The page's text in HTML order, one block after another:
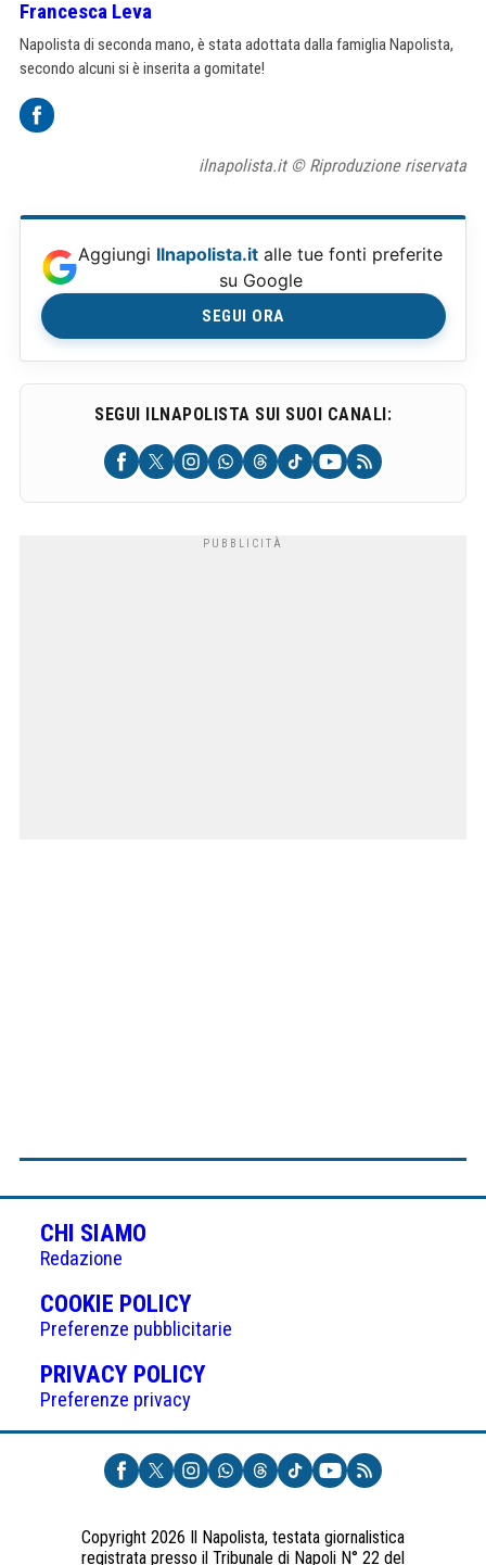
Francesca Leva
Napolista di seconda mano, è stata adottata dalla famiglia Napolista,
secondo alcuni si è inserita a gomitate!
ilnapolista.it © Riproduzione riservata
Aggiungi Ilnapolista.it alle tue fonti preferite
su Google
SEGUI ORA
SEGUI ILNAPOLISTA SUI SUOI CANALI:
CHI SIAMO
Redazione
COOKIE POLICY(APRE
IN
UNA
NUOVA
Preferenze pubblicitarie
PRIVACY POLICY(APRE
UNA
NUOVA
SCHEDA)
Preferenze privacy
Copyright 2026 Il Napolista, testata giornalistica
registrata presso il Tribunale di Napoli N° 22 del